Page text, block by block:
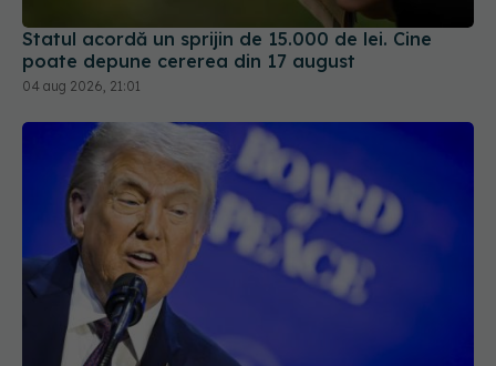
Statul acordă un sprijin de 15.000 de lei. Cine
poate depune cererea din 17 august
04 aug 2026, 21:01